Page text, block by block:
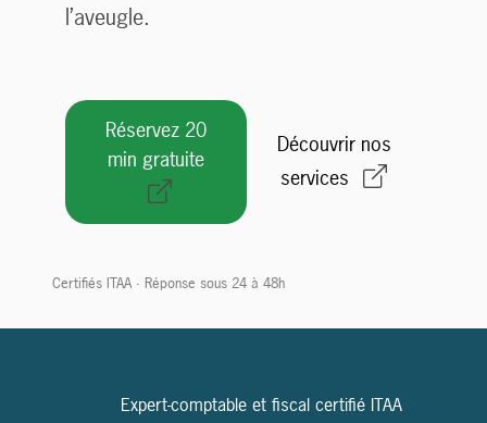
l’aveugle.
Réservez 20
min gratuite
Découvrir nos
services
Certifiés ITAA · Réponse sous 24 à 48h
Expert-comptable et fiscal certifié ITAA